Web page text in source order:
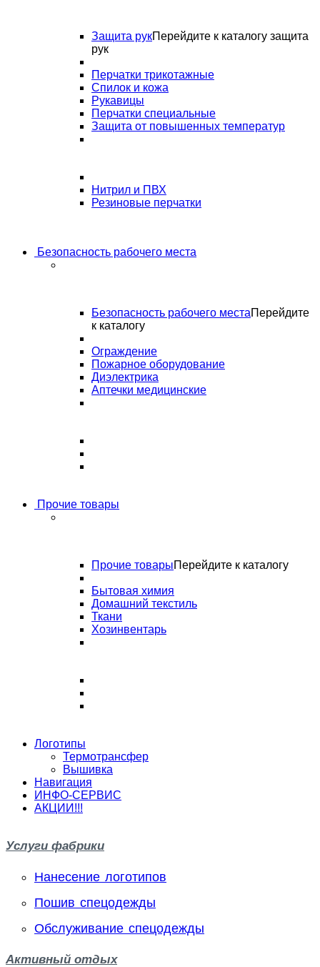
Защита рукПерейдите к каталогу защита
рук
Перчатки трикотажные
Спилок и кожа
Рукавицы
Перчатки специальные
Защита от повышенных температур
Нитрил и ПВХ
Резиновые перчатки
Безопасность рабочего места
Безопасность рабочего местаПерейдите
к каталогу
Ограждение
Пожарное оборудование
Диэлектрика
Аптечки медицинские
Прочие товары
Прочие товарыПерейдите к каталогу
Бытовая химия
Домашний текстиль
Ткани
Хозинвентарь
Логотипы
Термотрансфер
Вышивка
Навигация
ИНФО-СЕРВИС
АКЦИИ!!!
Услуги фабрики
Нанесение логотипов
Пошив спецодежды
Обслуживание спецодежды
Активный отдых